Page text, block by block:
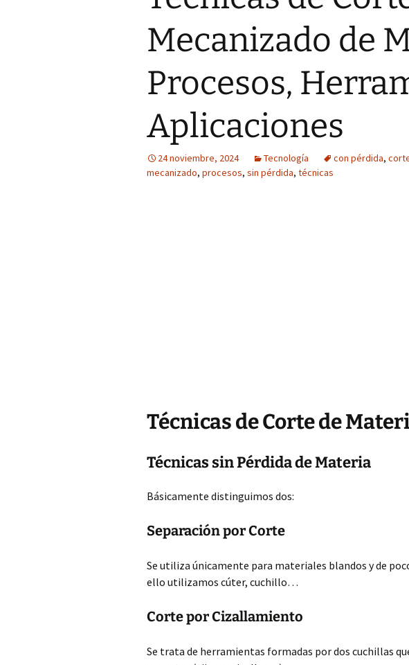
Mecanizado de
Procesos,
Aplicaciones
24 noviembre, 2024 Tecnología con pérdida,
mecanizado, procesos, sin pérdida, técnicas
Técnicas de Corte de
Técnicas sin Pérdida de Materia
Básicamente distinguimos dos:
Separación por Corte
Se utiliza únicamente para materiales blandos y de
ello utilizamos cúter, cuchillo…
Corte por Cizallamiento
Se trata de herramientas formadas por dos cuchillas